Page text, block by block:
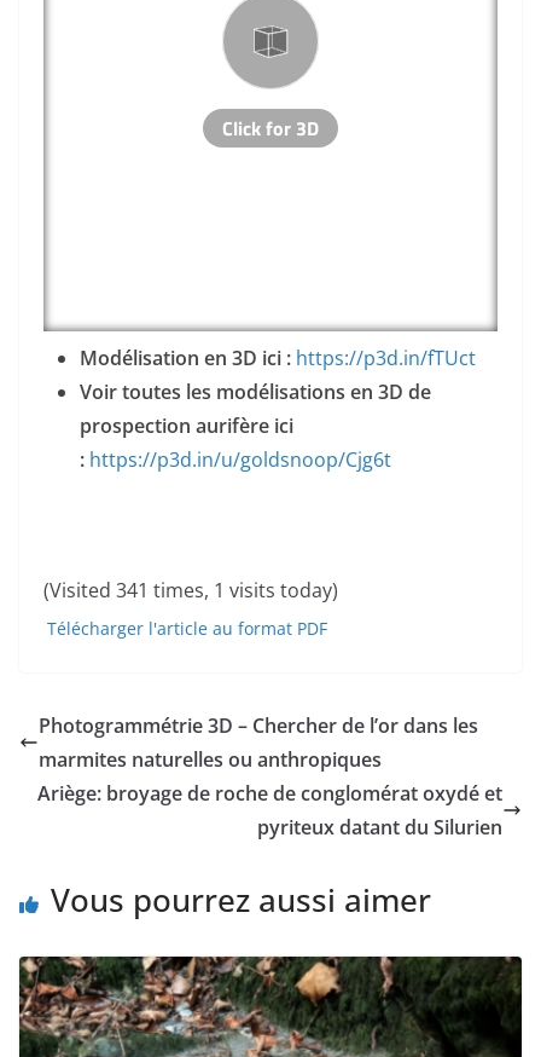
Modélisation en 3D ici : https://p3d.in/fTUct
Voir toutes les modélisations en 3D de
prospection aurifère ici
: https://p3d.in/u/goldsnoop/Cjg6t
(Visited 341 times, 1 visits today)
Télécharger l'article au format PDF
Photogrammétrie 3D – Chercher de l’or dans les
marmites naturelles ou anthropiques
Ariège: broyage de roche de conglomérat oxydé et
pyriteux datant du Silurien
Vous pourrez aussi aimer